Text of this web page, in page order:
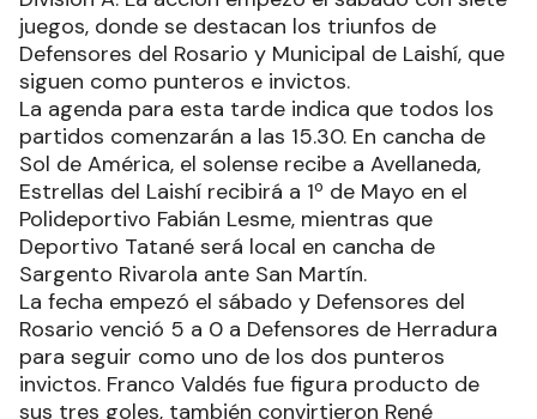
juegos, donde se destacan los triunfos de
Defensores del Rosario y Municipal de Laishí, que
siguen como punteros e invictos.
La agenda para esta tarde indica que todos los
partidos comenzarán a las 15.30. En cancha de
Sol de América, el solense recibe a Avellaneda,
Estrellas del Laishí recibirá a 1º de Mayo en el
Polideportivo Fabián Lesme, mientras que
Deportivo Tatané será local en cancha de
Sargento Rivarola ante San Martín.
La fecha empezó el sábado y Defensores del
Rosario venció 5 a 0 a Defensores de Herradura
para seguir como uno de los dos punteros
invictos. Franco Valdés fue figura producto de
sus tres goles, también convirtieron René